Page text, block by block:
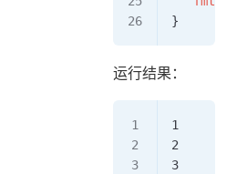
}
运行结果：
1
2
3